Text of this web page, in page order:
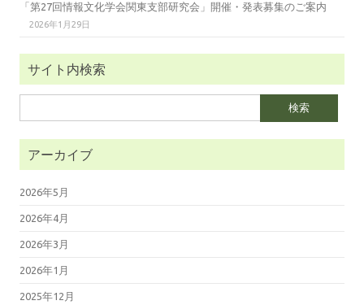
「第27回情報文化学会関東支部研究会」開催・発表募集のご案内
2026年1月29日
サイト内検索
索:
アーカイブ
2026年5月
2026年4月
2026年3月
2026年1月
2025年12月